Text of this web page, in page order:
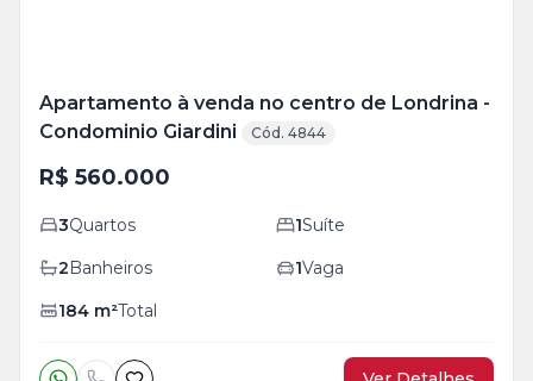
Apartamento à venda no centro de Londrina -
Condominio Giardini
Cód. 4844
R$ 560.000
3Quartos 1Suíte
2Banheiros 1Vaga
184 m²Total